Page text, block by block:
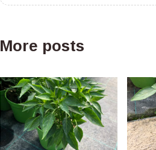
More posts